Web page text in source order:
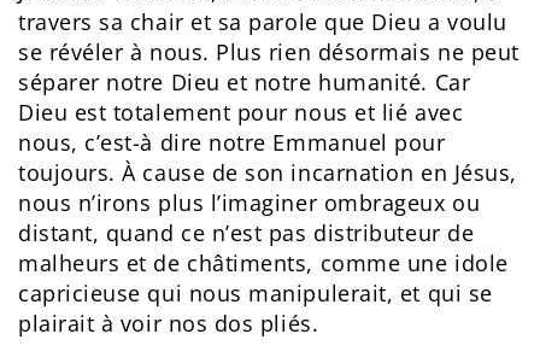
travers sa chair et sa parole que Dieu a voulu
se révéler à nous. Plus rien désormais ne peut
séparer notre Dieu et notre humanité. Car
Dieu est totalement pour nous et lié avec
nous, c’est-à dire notre Emmanuel pour
toujours. À cause de son incarnation en Jésus,
nous n’irons plus l’imaginer ombrageux ou
distant, quand ce n’est pas distributeur de
malheurs et de châtiments, comme une idole
capricieuse qui nous manipulerait, et qui se
plairait à voir nos dos pliés.